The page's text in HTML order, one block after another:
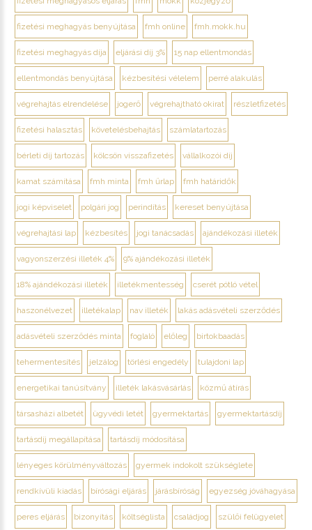
fizetési meghagyás benyújtása fmh online fmh.mokk.hu
fizetési meghagyás díja eljárási díj 3% 15 nap ellentmondás
ellentmondás benyújtása kézbesítési vélelem perré alakulás
végrehajtás elrendelése jogerő végrehajtható okirat részletfizetés
fizetési halasztás követelésbehajtás számlatartozás
bérleti díj tartozás kölcsön visszafizetés vállalkozói díj
kamat számítása fmh minta fmh űrlap fmh határidők
jogi képviselet polgári jog perindítás kereset benyújtása
végrehajtási lap kézbesítés jogi tanácsadás ajándékozási illeték
vagyonszerzési illeték 4% 9% ajándékozási illeték
18% ajándékozási illeték illetékmentesség cserét pótló vétel
haszonélvezet illetékalap nav illeték lakás adásvételi szerződés
adásvételi szerződés minta foglaló előleg birtokbaadás
tehermentesítés jelzálog törlési engedély tulajdoni lap
energetikai tanúsítvány illeték lakásvásárlás közmű átírás
társasházi albetét ügyvédi letét gyermektartás gyermektartásdíj
tartásdíj megállapítása tartásdíj módosítása
lényeges körülményváltozás gyermek indokolt szükséglete
rendkívüli kiadás bírósági eljárás járásbíróság egyezség jóváhagyása
peres eljárás bizonyítás költséglista családjog szülői felügyelet